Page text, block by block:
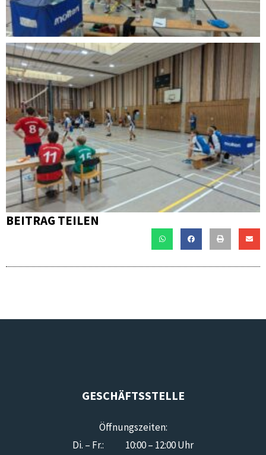
BEITRAG TEILEN
GESCHÄFTSSTELLE
Öffnungszeiten:
Di. – Fr.: 10:00 – 12:00 Uhr